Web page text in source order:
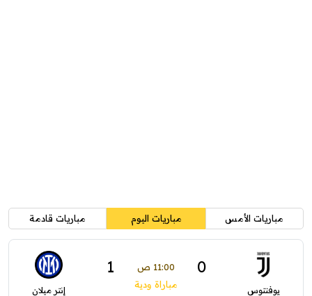
مباريات الأمس مباريات اليوم مباريات قادمة
يوفنتوس
0 11:00 ص 1
مباراة ودية إنتر ميلان